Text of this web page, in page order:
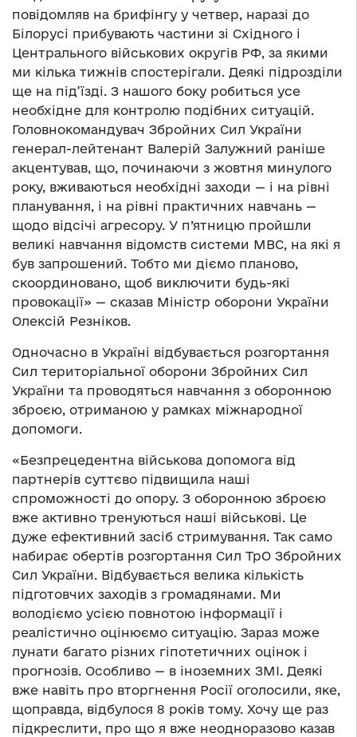
повідомляв на брифінгу у четвер, наразі до
Білорусі прибувають частини зі Східного і
Центрального військових округів РФ, за якими
ми кілька тижнів спостерігали. Деякі підрозділи
ще на під’їзді. З нашого боку робиться усе
необхідне для контролю подібних ситуацій.
Головнокомандувач Збройних Сил України
генерал-лейтенант Валерій Залужний раніше
акцентував, що, починаючи з жовтня минулого
року, вживаються необхідні заходи — і на рівні
планування, і на рівні практичних навчань —
щодо відсічі агресору. У п’ятницю пройшли
великі навчання відомств системи МВС, на які я
був запрошений. Тобто ми діємо планово,
скоординовано, щоб виключити будь-які
провокації» — сказав Міністр оборони України
Олексій Резніков.
Одночасно в Україні відбувається розгортання
Сил територіальної оборони Збройних Сил
України та проводяться навчання з оборонною
зброєю, отриманою у рамках міжнародної
допомоги.
«Безпрецедентна військова допомога від
партнерів суттєво підвищила наші
спроможності до опору. З оборонною зброєю
вже активно тренуються наші військові. Це
дуже ефективний засіб стримування. Так само
набирає обертів розгортання Сил ТрО Збройних
Сил України. Відбувається велика кількість
підготовчих заходів з громадянами. Ми
володіємо усією повнотою інформації і
реалістично оцінюємо ситуацію. Зараз може
лунати багато різних гіпотетичних оцінок і
прогнозів. Особливо — в іноземних ЗМІ. Деякі
вже навіть про вторгнення Росії оголосили, яке,
щоправда, відбулося 8 років тому. Хочу ще раз
підкреслити, про що я вже неодноразово казав